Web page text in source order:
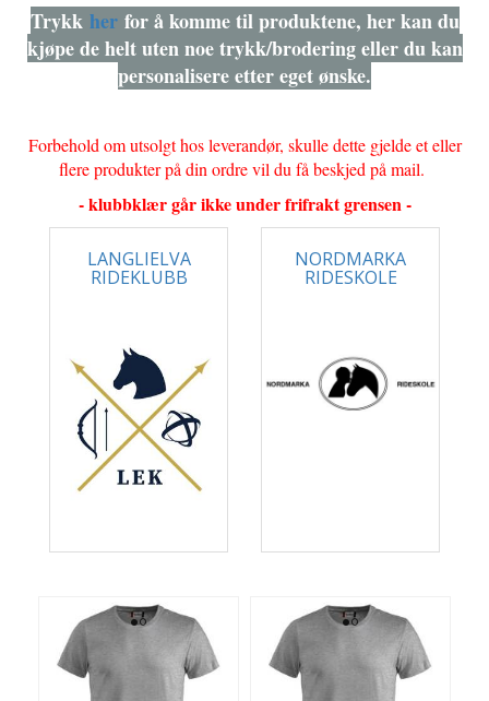
Trykk herfor å komme til produktene, her kan du
kjøpe de helt uten noe trykk/brodering eller du kan
personalisere etter eget ønske.
Forbehold om utsolgt hos leverandør, skulle dette gjelde et eller
flere produkter på din ordre vil du få beskjed på mail.
- klubbklær går ikke under frifrakt grensen -
LANGLIELVA
RIDEKLUBB
NORDMARKA
RIDESKOLE